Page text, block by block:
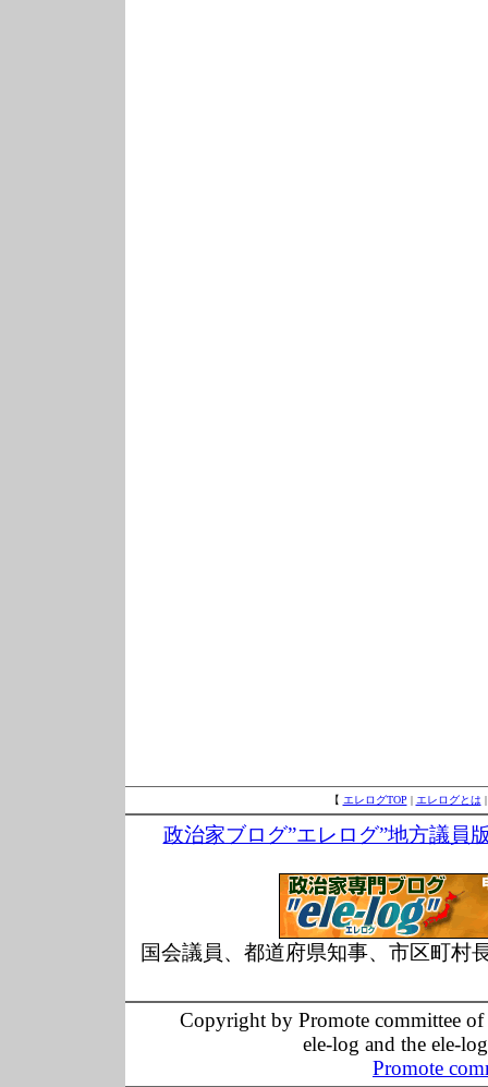
【 エレログTOP | エレログとは
政治家ブログ”エレログ”地方議員
国会議員、都道府県知事、市区町村
Copyright by Promote committee
ele-log and the ele-
Promote